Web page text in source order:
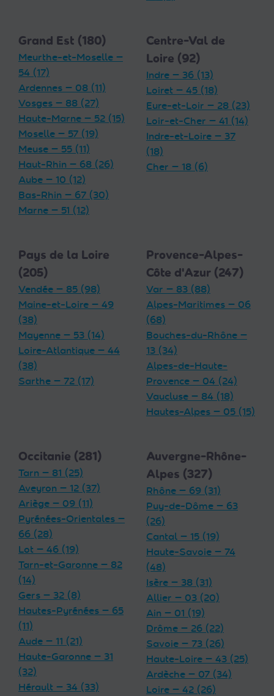
Grand Est (180)
Meurthe-et-Moselle —
54 (17)
Ardennes — 08 (11)
Vosges — 88 (27)
Haute-Marne — 52 (15)
Moselle — 57 (19)
Meuse — 55 (11)
Haut-Rhin — 68 (26)
Aube — 10 (12)
Bas-Rhin — 67 (30)
Marne — 51 (12)
Centre-Val de
Loire (92)
Indre — 36 (13)
Loiret — 45 (18)
Eure-et-Loir — 28 (23)
Loir-et-Cher — 41 (14)
Indre-et-Loire — 37
(18)
Cher — 18 (6)
Pays de la Loire
(205)
Vendée — 85 (98)
Maine-et-Loire — 49
(38)
Mayenne — 53 (14)
Loire-Atlantique — 44
(38)
Sarthe — 72 (17)
Provence-Alpes-
Côte d'Azur (247)
Var — 83 (88)
Alpes-Maritimes — 06
(68)
Bouches-du-Rhône —
13 (34)
Alpes-de-Haute-
Provence — 04 (24)
Vaucluse — 84 (18)
Hautes-Alpes — 05 (15)
Occitanie (281)
Tarn — 81 (25)
Aveyron — 12 (37)
Ariège — 09 (11)
Pyrénées-Orientales —
66 (28)
Lot — 46 (19)
Tarn-et-Garonne — 82
(14)
Gers — 32 (8)
Hautes-Pyrénées — 65
(11)
Aude — 11 (21)
Haute-Garonne — 31
(32)
Hérault — 34 (33)
Auvergne-Rhône-
Alpes (327)
Rhône — 69 (31)
Puy-de-Dôme — 63
(26)
Cantal — 15 (19)
Haute-Savoie — 74
(48)
Isère — 38 (31)
Allier — 03 (20)
Ain — 01 (19)
Drôme — 26 (22)
Savoie — 73 (26)
Haute-Loire — 43 (25)
Ardèche — 07 (34)
Loire — 42 (26)